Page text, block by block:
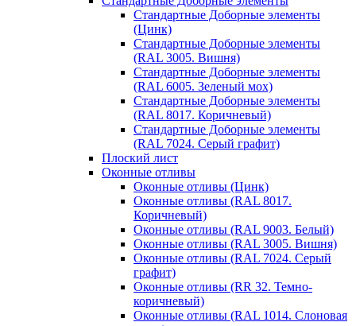
Стандартные Доборные элементы
(Цинк)
Стандартные Доборные элементы
(RAL 3005. Вишня)
Стандартные Доборные элементы
(RAL 6005. Зеленый мох)
Стандартные Доборные элементы
(RAL 8017. Коричневый)
Стандартные Доборные элементы
(RAL 7024. Серый графит)
Плоский лист
Оконные отливы
Оконные отливы (Цинк)
Оконные отливы (RAL 8017.
Коричневый)
Оконные отливы (RAL 9003. Белый)
Оконные отливы (RAL 3005. Вишня)
Оконные отливы (RAL 7024. Серый
графит)
Оконные отливы (RR 32. Темно-
коричневый)
Оконные отливы (RAL 1014. Слоновая